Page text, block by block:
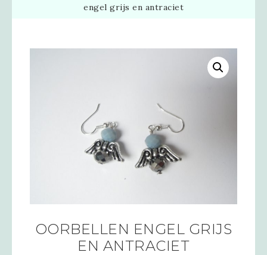
engel grijs en antraciet
OORBELLEN ENGEL GRIJS
EN ANTRACIET